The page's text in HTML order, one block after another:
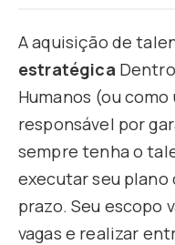
A aquisição de
estratégica
Humanos (ou
responsável por
sempre tenha o
executar seu plano
prazo. Seu escopo
vagas e realizar